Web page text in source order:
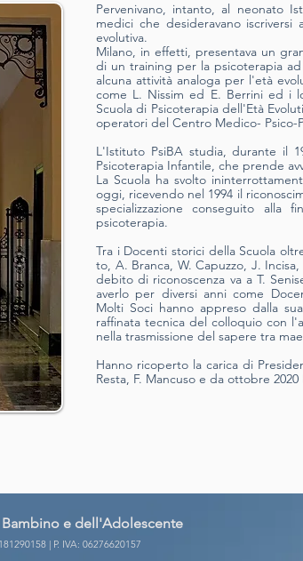
Pervenivano, intanto, al neonato
medici che desideravano
evolutiva.
Milano, in effetti, presentava un
di un training per la psicoterapia
alcuna attività analoga per l'età
come L. Nissim ed E. Berrini ed i
Scuola di Psicoterapia dell'Età
operatori del Centro Medico- Psico-
L'Istituto PsiBA studia, durante il
Psicoterapia Infantile, che prende
La Scuola ha svolto
oggi, ricevendo nel 1994 il
specializzazione conseguito alla
psicoterapia.
Tra i Docenti storici della Scuola
to, A. Branca, W. Capuzzo, J.
debito di riconoscenza va a T.
averlo per diversi anni come
Molti Soci hanno appreso dalla
raffinata tecnica del colloquio con
nella trasmissione del sapere tra
Hanno ricoperto la carica di
Resta, F. Mancuso e da ottobre 2020
e dell'Adolescente
| P. IVA: 06276620157